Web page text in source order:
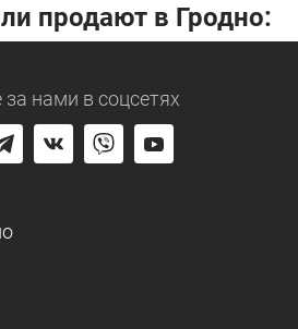
продают в Гродно:
за нами в соцсетях